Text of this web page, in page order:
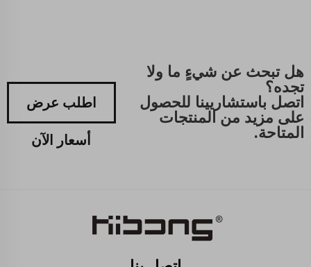
هل تبحث عن شيءٍ ما ولا
تجده؟
اتصل باستشاريينا للحصول
على مزيد من المنتجات
المتاحة.
اطلب عرض
أسعار الآن